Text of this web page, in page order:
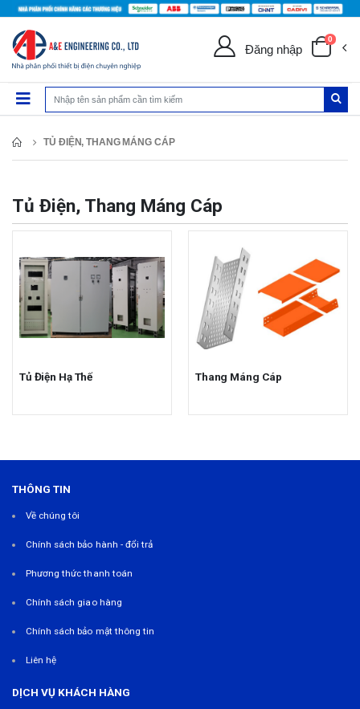
Đăng nhập
0
TỦ ĐIỆN, THANG MÁNG CÁP
Tủ Điện, Thang Máng Cáp
Tủ Điện Hạ Thế Thang Máng Cáp
THÔNG TIN
Về chúng tôi
Chính sách bảo hành - đổi trả
Phương thức thanh toán
Chính sách giao hàng
Chính sách bảo mật thông tin
Liên hệ
DỊCH VỤ KHÁCH HÀNG